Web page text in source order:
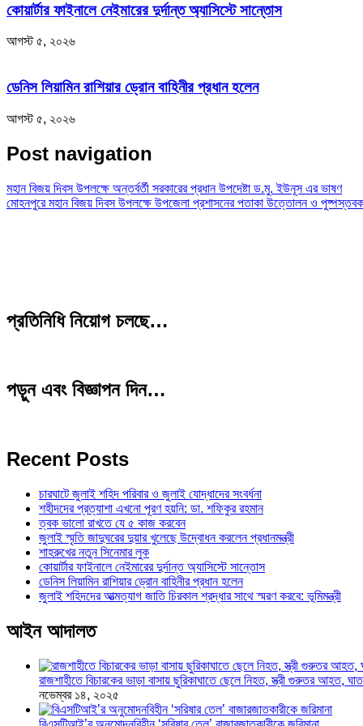
কোয়ার্টার ফাইনালে নেইমারের দুর্দান্ত অ্যাসিস্টে সান্তোস
আগস্ট ৫, ২০২৬
ডেনিস লিয়ামিন রাশিয়ার ড্রোন বাহিনীর প্রধান হলেন
আগস্ট ৫, ২০২৬
Post navigation
মহান বিজয় দিবস উপলক্ষে অন্তর্বর্তী সরকারের প্রধান উপদেষ্টা ড.মু. ইউনূস এর ভাষণ
মোহনপুরে মহান বিজয় দিবস উপলক্ষে উপজেলা প্রশাসনের পতাকা উত্তোলন ও
প্রতিনিধি নিয়োগ চলছে…
পড়ুন এবং বিজ্ঞাপন দিন…
Recent Posts
চারঘাটে জুলাই শহিদ পরিবার ও জুলাই যোদ্ধাদের সংবর্ধনা
শহীদদের প্রত্যাশা এখনো পূরণ হয়নি: ডা. শফিকুর রহমান
ত্বক ভালো রাখতে যে ৫ কাজ করবেন
জুলাই স্মৃতি জাদুঘরের দুয়ার খুলেছে উদ্বোধন করলেন প্রধানমন্ত্রী
শাহরুখের নতুন সিনেমার লুক
কোয়ার্টার ফাইনালে নেইমারের দুর্দান্ত অ্যাসিস্টে সান্তোস
ডেনিস লিয়ামিন রাশিয়ার ড্রোন বাহিনীর প্রধান হলেন
জুলাই শহিদদের আত্মত্যাগ জাতি চিরকাল শ্রদ্ধার সাথে স্মরণ করবে: ভূমিমন্ত্রী
আইন আদালত
রাজশাহীতে বিচারকের ভাড়া বাসায় ছুরিকাঘাতে ছেলে নিহত, স্ত্রী গুরুতর আহত,
নভেম্বর ১৪, ২০২৫